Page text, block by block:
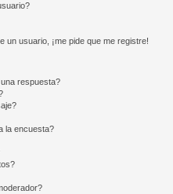
un usuario, ¡me pide que me registre!
respuesta?
la encuesta?